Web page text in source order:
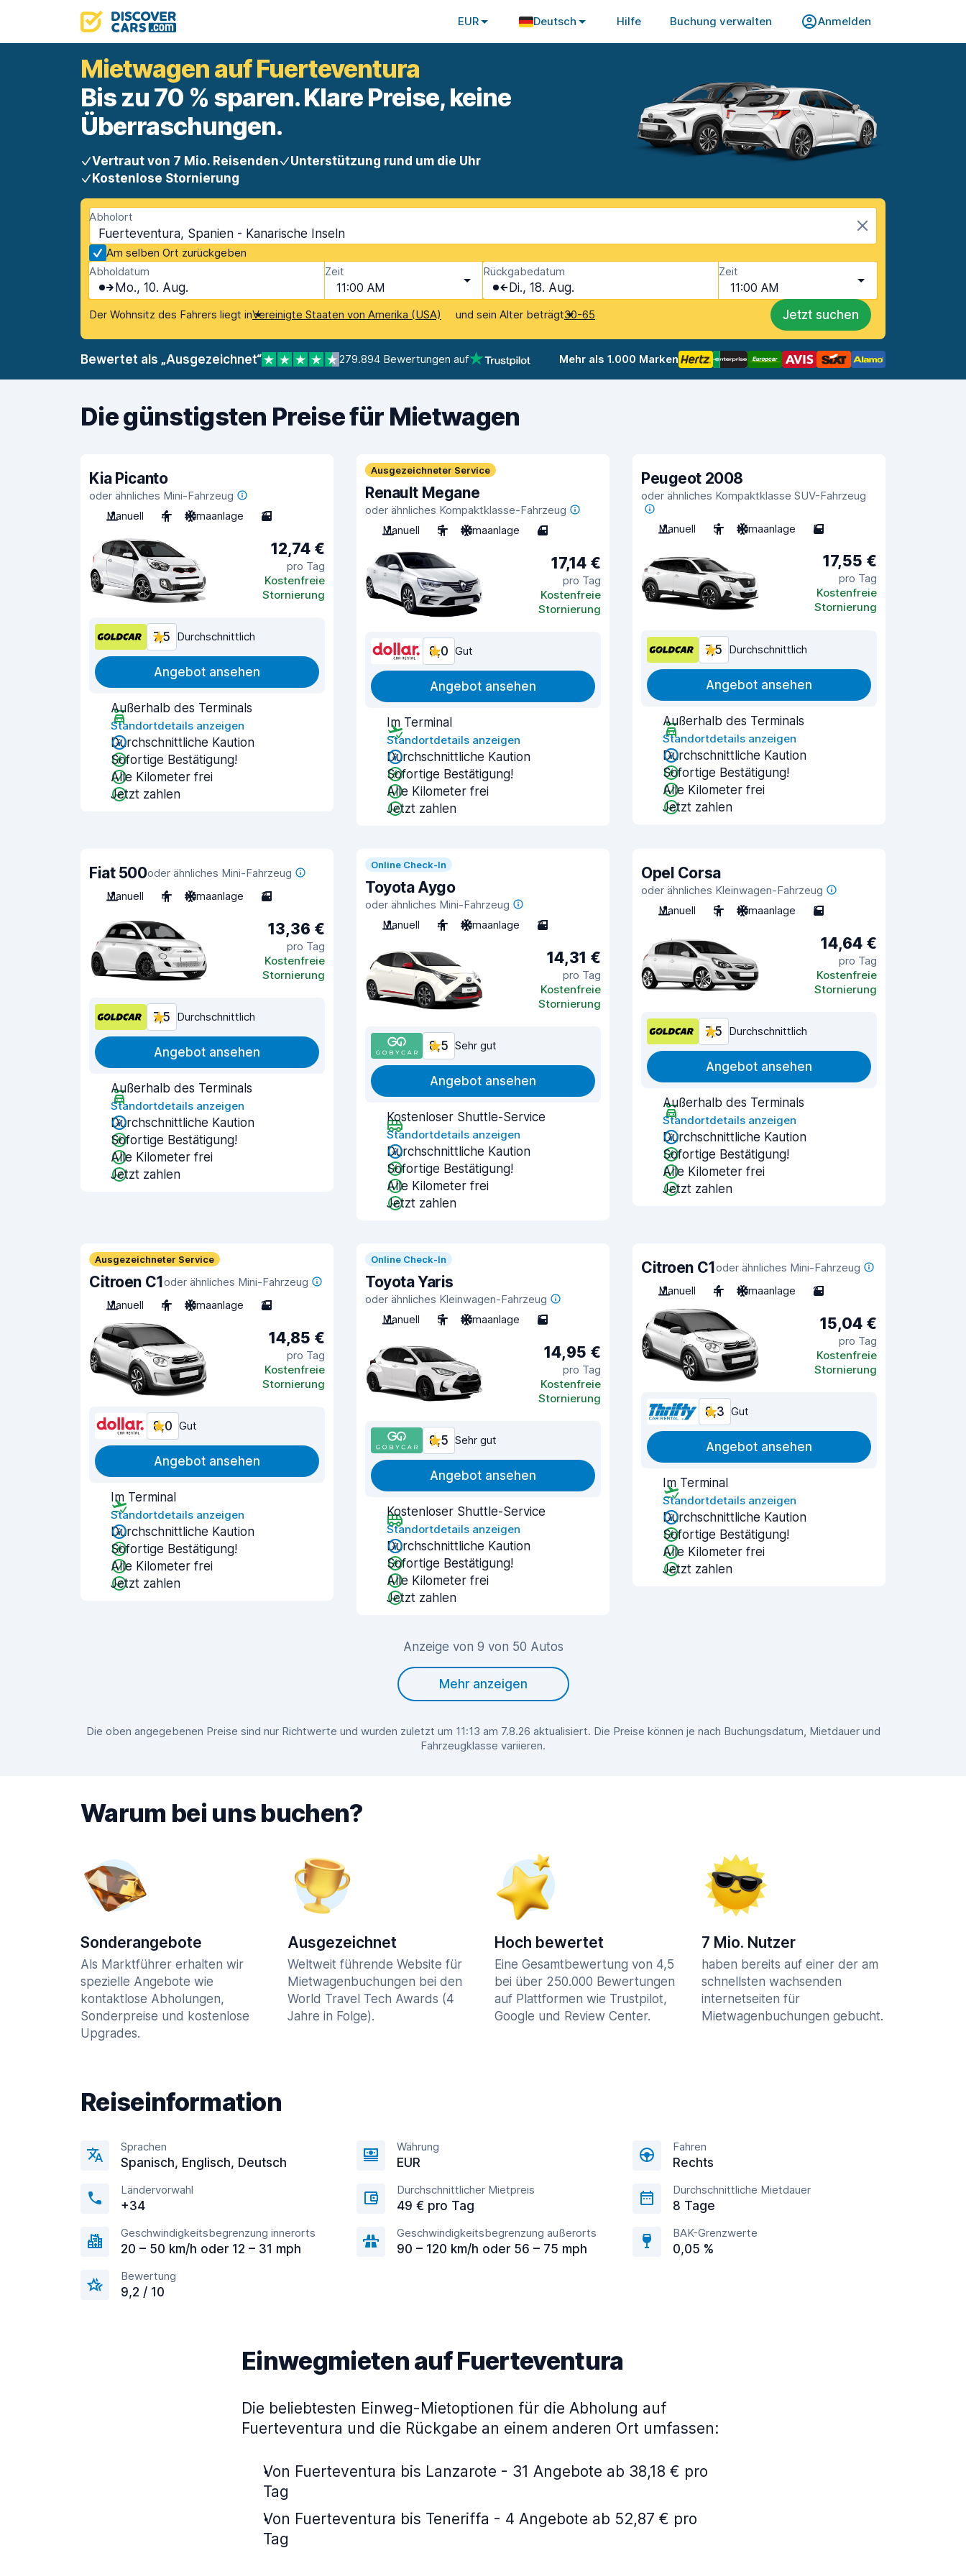
EUR Deutsch Hilfe Buchung verwalten Anmelden
Mietwagen auf Fuerteventura
Bis zu 70 % sparen. Klare Preise, keine
Überraschungen.
Vertraut von 7 Mio. Reisenden
Unterstützung rund um die Uhr
Kostenlose Stornierung
Abholort
Fuerteventura, Spanien - Kanarische Inseln
Am selben Ort zurückgeben
Abholdatum
Mo., 10. Aug.
Zeit
11:00 AM
Rückgabedatum
Di., 18. Aug.
Zeit
11:00 AM
Der Wohnsitz des Fahrers liegt inVereinigte Staaten von Amerika (USA) und sein Alter beträgt30-65 Jetzt suchen
Bewertet als „Ausgezeichnet“ 279.894 Bewertungen auf Mehr als 1.000 Marken
Die günstigsten Preise für Mietwagen
Kia Picanto
oder ähnliches Mini-Fahrzeug
Manuell
4 Klimaanlage 3
12,74 €
pro Tag
Kostenfreie
Stornierung
7,5 Durchschnittlich
Angebot ansehen
Außerhalb des Terminals
Standortdetails anzeigen
Durchschnittliche Kaution
Sofortige Bestätigung!
Alle Kilometer frei
Jetzt zahlen
Ausgezeichneter Service
Renault Megane
oder ähnliches Kompaktklasse-Fahrzeug
Manuell
5 Klimaanlage 4
17,14 €
pro Tag
Kostenfreie
Stornierung
8,0 Gut
Angebot ansehen
Im Terminal
Standortdetails anzeigen
Durchschnittliche Kaution
Sofortige Bestätigung!
Alle Kilometer frei
Jetzt zahlen
Peugeot 2008
oder ähnliches Kompaktklasse SUV-Fahrzeug
Manuell 5 Klimaanlage 5
17,55 €
pro Tag
Kostenfreie
Stornierung
7,5 Durchschnittlich
Angebot ansehen
Außerhalb des Terminals
Standortdetails anzeigen
Durchschnittliche Kaution
Sofortige Bestätigung!
Alle Kilometer frei
Jetzt zahlen
Fiat 500oder ähnliches Mini-Fahrzeug
Manuell
4 Klimaanlage 3
13,36 €
pro Tag
Kostenfreie
Stornierung
7,5 Durchschnittlich
Angebot ansehen
Außerhalb des Terminals
Standortdetails anzeigen
Durchschnittliche Kaution
Sofortige Bestätigung!
Alle Kilometer frei
Jetzt zahlen
Online Check-In
Toyota Aygo
oder ähnliches Mini-Fahrzeug
Manuell
4 Klimaanlage 3
14,31 €
pro Tag
Kostenfreie
Stornierung
8,5 Sehr gut
Angebot ansehen
Kostenloser Shuttle-Service
Standortdetails anzeigen
Durchschnittliche Kaution
Sofortige Bestätigung!
Alle Kilometer frei
Jetzt zahlen
Opel Corsa
oder ähnliches Kleinwagen-Fahrzeug
Manuell
5 Klimaanlage 5
14,64 €
pro Tag
Kostenfreie
Stornierung
7,5 Durchschnittlich
Angebot ansehen
Außerhalb des Terminals
Standortdetails anzeigen
Durchschnittliche Kaution
Sofortige Bestätigung!
Alle Kilometer frei
Jetzt zahlen
Ausgezeichneter Service
Citroen C1oder ähnliches Mini-Fahrzeug
Manuell
4 Klimaanlage 2
14,85 €
pro Tag
Kostenfreie
Stornierung
8,0 Gut
Angebot ansehen
Im Terminal
Standortdetails anzeigen
Durchschnittliche Kaution
Sofortige Bestätigung!
Alle Kilometer frei
Jetzt zahlen
Online Check-In
Toyota Yaris
oder ähnliches Kleinwagen-Fahrzeug
Manuell
5 Klimaanlage 5
14,95 €
pro Tag
Kostenfreie
Stornierung
8,5 Sehr gut
Angebot ansehen
Kostenloser Shuttle-Service
Standortdetails anzeigen
Durchschnittliche Kaution
Sofortige Bestätigung!
Alle Kilometer frei
Jetzt zahlen
Citroen C1oder ähnliches Mini-Fahrzeug
Manuell
4 Klimaanlage 2
15,04 €
pro Tag
Kostenfreie
Stornierung
8,3 Gut
Angebot ansehen
Im Terminal
Standortdetails anzeigen
Durchschnittliche Kaution
Sofortige Bestätigung!
Alle Kilometer frei
Jetzt zahlen
Anzeige von 9 von 50 Autos
Mehr anzeigen
Die oben angegebenen Preise sind nur Richtwerte und wurden zuletzt um 11:13 am 7.8.26 aktualisiert. Die Preise können je nach Buchungsdatum, Mietdauer und
Fahrzeugklasse variieren.
Warum bei uns buchen?
Sonderangebote
Als Marktführer erhalten wir
spezielle Angebote wie
kontaktlose Abholungen,
Sonderpreise und kostenlose
Upgrades.
Ausgezeichnet
Weltweit führende Website für
Mietwagenbuchungen bei den
World Travel Tech Awards (4
Jahre in Folge).
Hoch bewertet
Eine Gesamtbewertung von 4,5
bei über 250.000 Bewertungen
auf Plattformen wie Trustpilot,
Google und Review Center.
7 Mio. Nutzer
haben bereits auf einer der am
schnellsten wachsenden
internetseiten für
Mietwagenbuchungen gebucht.
Reiseinformation
Sprachen
Spanisch, Englisсh, Deutsch
Währung
EUR
Fahren
Rechts
Ländervorwahl
+34
Durchschnittlicher Mietpreis
49 € pro Tag
Durchschnittliche Mietdauer
8 Tage
Geschwindigkeitsbegrenzung innerorts
20 – 50 km/h oder 12 – 31 mph
Geschwindigkeitsbegrenzung außerorts
90 – 120 km/h oder 56 – 75 mph
BAK-Grenzwerte
0,05 %
Bewertung
9,2 / 10
Einwegmieten auf Fuerteventura
Die beliebtesten Einweg-Mietoptionen für die Abholung auf
Fuerteventura und die Rückgabe an einem anderen Ort umfassen:
Von Fuerteventura bis Lanzarote - 31 Angebote ab 38,18 € pro
Tag
Von Fuerteventura bis Teneriffa - 4 Angebote ab 52,87 € pro
Tag